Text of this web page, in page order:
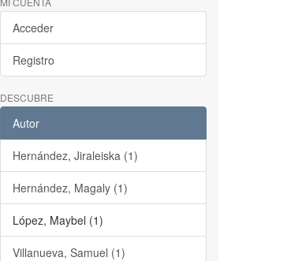
Acceder
Registro
DESCUBRE
Autor
Hernández, Jiraleiska (1)
Hernández, Magaly (1)
López, Maybel (1)
Villanueva, Samuel (1)